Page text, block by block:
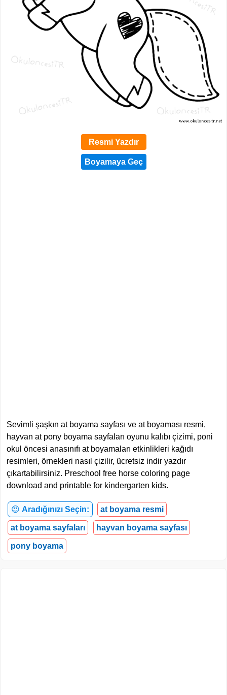
Resmi Yazdır
Sevimli şaşkın at boyama sayfası ve at boyaması resmi,
hayvan at pony boyama sayfaları oyunu kalıbı çizimi, poni
okul öncesi anasınıfı at boyamaları etkinlikleri kağıdı
resimleri, örnekleri nasıl çizilir, ücretsiz indir yazdır
çıkartabilirsiniz. Preschool free horse coloring page
download and printable for kindergarten kids.
😍 Aradığınızı Seçin: at boyama resmi
at boyama sayfaları hayvan boyama sayfası
pony boyama